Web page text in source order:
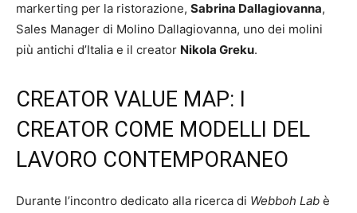
markerting per la ristorazione, Sabrina Dallagiovanna,
Sales Manager di Molino Dallagiovanna, uno dei molini
più antichi d’Italia e il creator Nikola Greku.
CREATOR VALUE MAP: I
CREATOR COME MODELLI DEL
LAVORO CONTEMPORANEO
Durante l’incontro dedicato alla ricerca di Webboh Lab è